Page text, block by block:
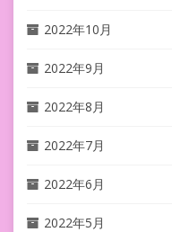
2022年10月
2022年9月
2022年8月
2022年7月
2022年6月
2022年5月